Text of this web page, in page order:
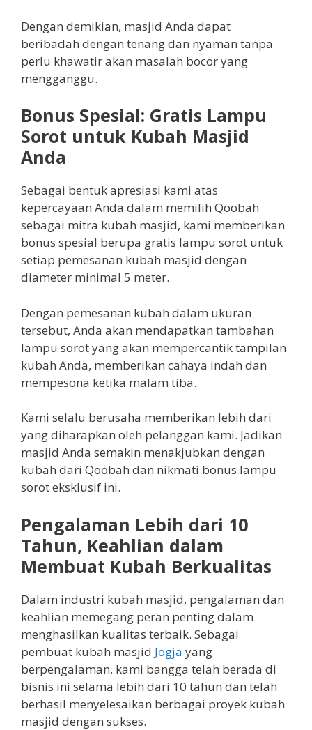
Dengan demikian, masjid Anda dapat
beribadah dengan tenang dan nyaman tanpa
perlu khawatir akan masalah bocor yang
mengganggu.
Bonus Spesial: Gratis Lampu
Sorot untuk Kubah Masjid
Anda
Sebagai bentuk apresiasi kami atas
kepercayaan Anda dalam memilih Qoobah
sebagai mitra kubah masjid, kami memberikan
bonus spesial berupa gratis lampu sorot untuk
setiap pemesanan kubah masjid dengan
diameter minimal 5 meter.
Dengan pemesanan kubah dalam ukuran
tersebut, Anda akan mendapatkan tambahan
lampu sorot yang akan mempercantik tampilan
kubah Anda, memberikan cahaya indah dan
mempesona ketika malam tiba.
Kami selalu berusaha memberikan lebih dari
yang diharapkan oleh pelanggan kami. Jadikan
masjid Anda semakin menakjubkan dengan
kubah dari Qoobah dan nikmati bonus lampu
sorot eksklusif ini.
Pengalaman Lebih dari 10
Tahun, Keahlian dalam
Membuat Kubah Berkualitas
Dalam industri kubah masjid, pengalaman dan
keahlian memegang peran penting dalam
menghasilkan kualitas terbaik. Sebagai
pembuat kubah masjid Jogja yang
berpengalaman, kami bangga telah berada di
bisnis ini selama lebih dari 10 tahun dan telah
berhasil menyelesaikan berbagai proyek kubah
masjid dengan sukses.